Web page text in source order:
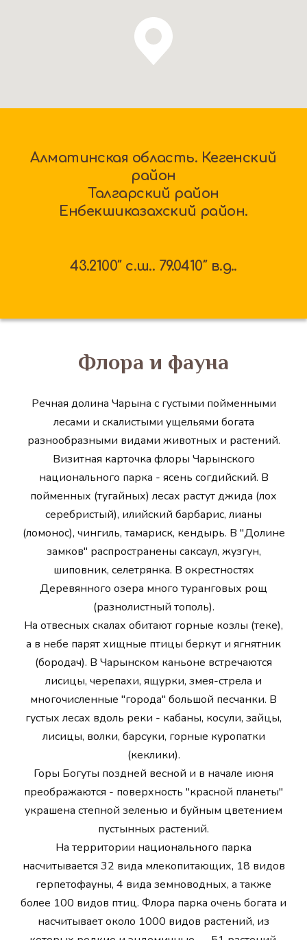
Алматинская область. Кегенский
район
Талгарский район
Енбекшиказахский район.
43.2100″ c.ш.. 79.0410″ в.д..
Флора и фауна
Речная долина Чарына с густыми пойменными
лесами и скалистыми ущельями богата
разнообразными видами животных и растений.
Визитная карточка флоры Чарынского
национального парка - ясень согдийский. В
пойменных (тугайных) лесах растут джида (лох
серебристый), илийский барбарис, лианы
(ломонос), чингиль, тамариск, кендырь. В "Долине
замков" распространены саксаул, жузгун,
шиповник, селетрянка. В окрестностях
Деревянного озера много туранговых рощ
(разнолистный тополь).
На отвесных скалах обитают горные козлы (теке),
а в небе парят хищные птицы беркут и ягнятник
(бородач). В Чарынском каньоне встречаются
лисицы, черепахи, ящурки, змея-стрела и
многочисленные "города" большой песчанки. В
густых лесах вдоль реки - кабаны, косули, зайцы,
лисицы, волки, барсуки, горные куропатки
(кеклики).
Горы Богуты поздней весной и в начале июня
преображаются - поверхность "красной планеты"
украшена степной зеленью и буйным цветением
пустынных растений.
На территории национального парка
насчитывается 32 вида млекопитающих, 18 видов
герпетофауны, 4 вида земноводных, а также
более 100 видов птиц. Флора парка очень богата и
насчитывает около 1000 видов растений, из